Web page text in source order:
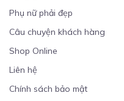
Phụ nữ phải đẹp
Câu chuyện khách hàng
Shop Online
Liên hệ
Chính sách bảo mật